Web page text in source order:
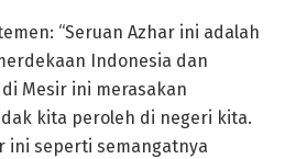
“Seruan Azhar ini adalah
Indonesia dan
Mesir ini merasakan
kita peroleh di negeri kita.
ini seperti semangatnya